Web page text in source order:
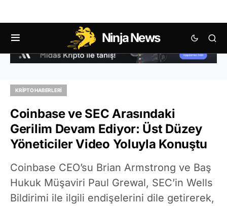
Ninja News
KRIPTO HABERLERI
Coinbase ve SEC Arasındaki
Gerilim Devam Ediyor: Üst Düzey
Yöneticiler Video Yoluyla Konuştu
Coinbase CEO’su Brian Armstrong ve Baş
Hukuk Müşaviri Paul Grewal, SEC’in Wells
Bildirimi ile ilgili endişelerini dile getirerek,